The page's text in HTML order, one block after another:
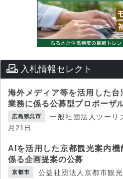
入札情報セレクト
海外メディア等を活用した
業務に係る公募型プロポーザ
広島県呉市
一般社団法人ツーリ
月21日
AIを活用した京都観光案内
係る企画提案の公募
京都市
公益社団法人京都市観